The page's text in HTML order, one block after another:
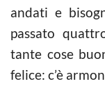
andati e
passato
tante cose
felice: c’è